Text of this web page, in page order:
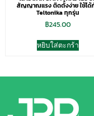
สัญญาณแรง ติดตั้งง่าย ใช้ได้
Teltonika ทุกรุ่น
฿245.00
หยิบใส่ตะกร้า